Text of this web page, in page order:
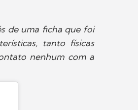
de uma ficha que foi
tanto físicas
nenhum com a